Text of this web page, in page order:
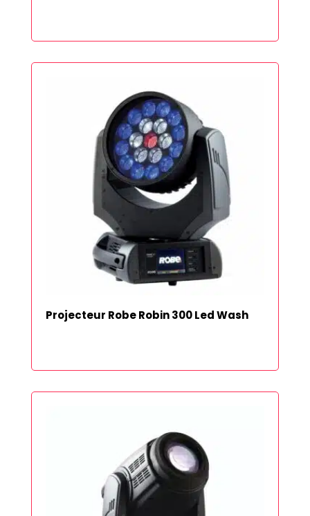
Projecteur Robe Robin 300 Led Wash